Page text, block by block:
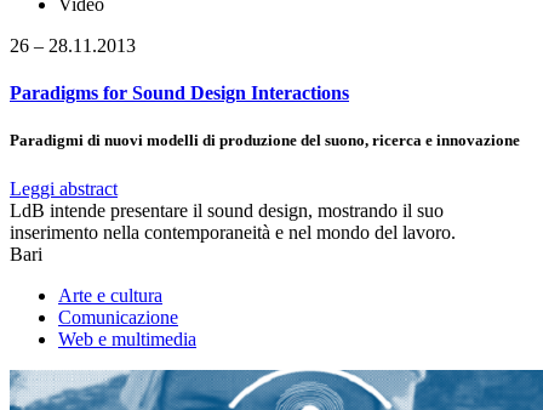
Video
26 – 28.11.2013
Paradigms for Sound Design Interactions
Paradigmi di nuovi modelli di produzione del suono, ricerca e innovazione
Leggi abstract
LdB intende presentare il sound design, mostrando il suo
inserimento nella contemporaneità e nel mondo del lavoro.
Bari
Arte e cultura
Comunicazione
Web e multimedia